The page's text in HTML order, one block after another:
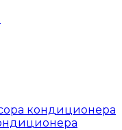
кондиционера